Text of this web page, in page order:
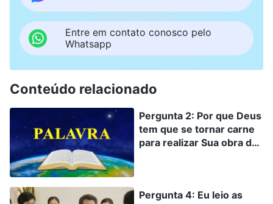
Entre em contato conosco pelo
Whatsapp
Conteúdo relacionado
Pergunta 2: Por que Deus
tem que se tornar carne
para realizar Sua obra de
Sua obra, então por que
Pergunta 4: Eu leio as